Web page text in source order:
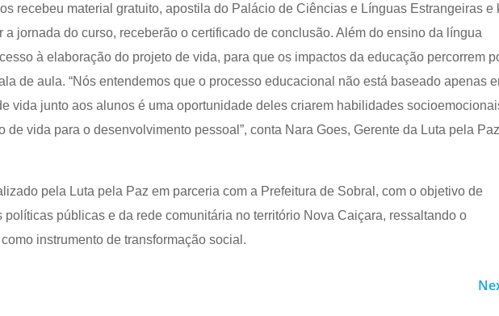
recebeu material gratuito, apostila do Palácio de Ciências e Línguas Estrangeiras e
jornada do curso, receberão o certificado de conclusão. Além do ensino da língua
à elaboração do projeto de vida, para que os impactos da educação percorrem
de aula. “Nós entendemos que o processo educacional não está baseado apenas
vida junto aos alunos é uma oportunidade deles criarem habilidades
de vida para o desenvolvimento pessoal”, conta Nara Goes, Gerente da Luta pela Paz
pela Luta pela Paz em parceria com a Prefeitura de Sobral, com o objetivo de
políticas públicas e da rede comunitária no território Nova Caiçara, ressaltando o
instrumento de transformação social.